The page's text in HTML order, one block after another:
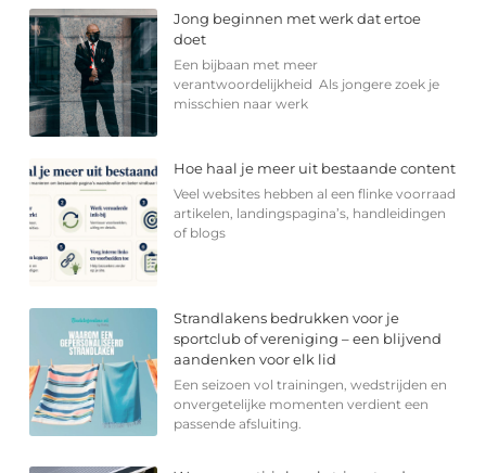
Jong beginnen met werk dat ertoe
doet
Een bijbaan met meer
verantwoordelijkheid Als jongere zoek je
misschien naar werk
Hoe haal je meer uit bestaande content
Veel websites hebben al een flinke voorraad
artikelen, landingspagina’s, handleidingen
of blogs
Strandlakens bedrukken voor je
sportclub of vereniging – een blijvend
aandenken voor elk lid
Een seizoen vol trainingen, wedstrijden en
onvergetelijke momenten verdient een
passende afsluiting.